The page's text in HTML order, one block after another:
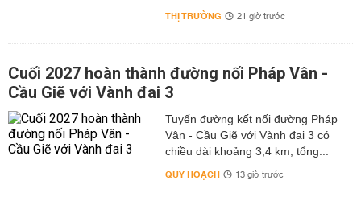
THỊ TRƯỜNG 21 giờ trước
Cuối 2027 hoàn thành đường nối Pháp Vân -
Cầu Giẽ với Vành đai 3
Tuyến đường kết nối đường Pháp
Vân - Cầu Giẽ với Vành đai 3 có
chiều dài khoảng 3,4 km, tổng...
QUY HOẠCH 13 giờ trước